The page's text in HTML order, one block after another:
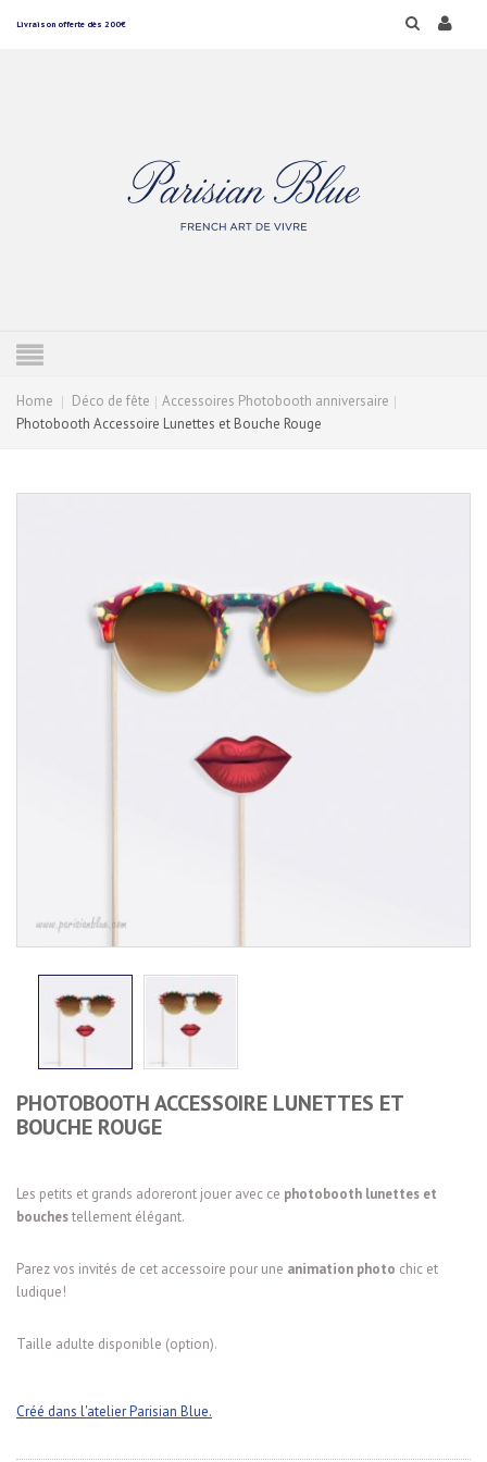
Livraison offerte dès 200€
Home Déco de fête
Accessoires Photobooth anniversaire
Photobooth Accessoire Lunettes et Bouche Rouge
PHOTOBOOTH ACCESSOIRE LUNETTES ET
BOUCHE ROUGE
Les petits et grands adoreront jouer avec ce photobooth lunettes et
bouchestellement élégant.
Parez vos invités de cet accessoire pour une animation photo chic et
ludique!
Taille adulte disponible (option).
Créé dans l'atelier Parisian Blue.